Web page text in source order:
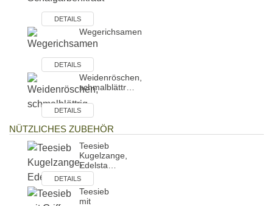
DETAILS
Wegerichsamen
DETAILS
Weidenröschen,
schmalblättr…
DETAILS
NÜTZLICHES ZUBEHÖR
Teesieb
Kugelzange,
Edelsta…
DETAILS
Teesieb
mit